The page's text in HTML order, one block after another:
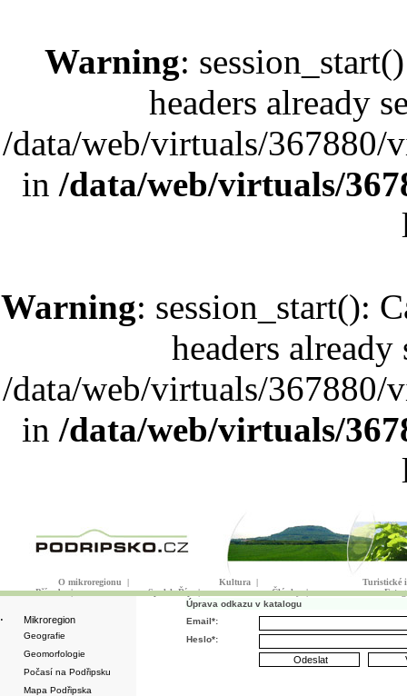
Warning:
headers already
/data/web/virtuals/
in /data/web/virtuals/
Warning: session_start():
headers
/data/web/virtuals/
in /data/web/virtuals/
O mikroregionu | Kultura |
Turistické
Příroda| Spolek Říp| Články|
· Mikroregion
Geografie
Geomorfologie
Počasí na Podřipsku
Mapa Podřipska
Úprava odkazu v katalogu
Email*:
Heslo*: